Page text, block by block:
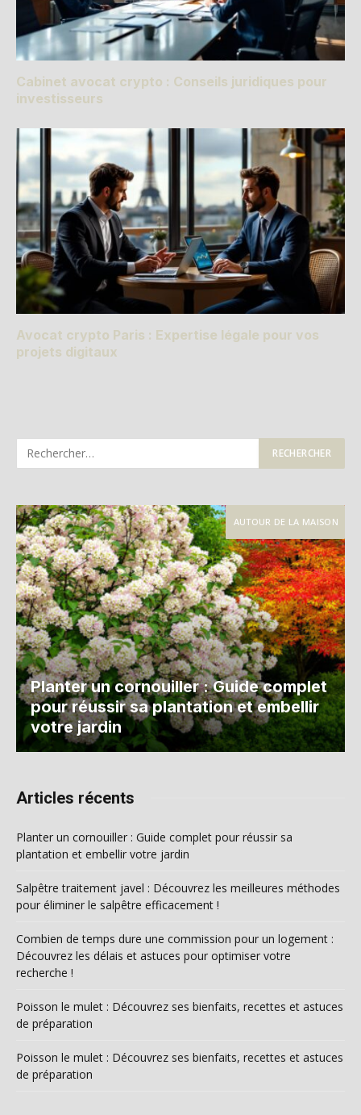
Cabinet avocat crypto : Conseils juridiques pour
investisseurs
Avocat crypto Paris : Expertise légale pour vos
projets digitaux
AUTOUR DE LA MAISON
Planter un cornouiller : Guide complet
pour réussir sa plantation et embellir
votre jardin
Articles récents
Planter un cornouiller : Guide complet pour réussir sa
plantation et embellir votre jardin
Salpêtre traitement javel : Découvrez les meilleures méthodes
pour éliminer le salpêtre efficacement !
Combien de temps dure une commission pour un logement :
Découvrez les délais et astuces pour optimiser votre
recherche !
Poisson le mulet : Découvrez ses bienfaits, recettes et astuces
de préparation
Poisson le mulet : Découvrez ses bienfaits, recettes et astuces
de préparation